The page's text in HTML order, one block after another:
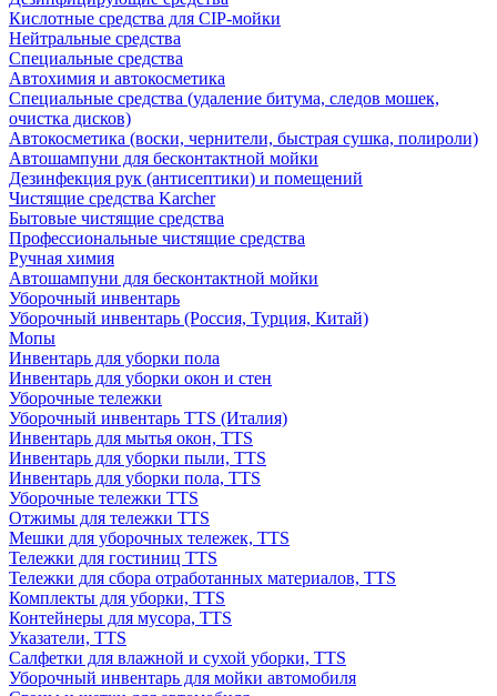
Кислотные средства для CIP-мойки
Нейтральные средства
Специальные средства
Автохимия и автокосметика
Специальные средства (удаление битума, следов мошек,
очистка дисков)
Автокосметика (воски, чернители, быстрая сушка, полироли)
Автошампуни для бесконтактной мойки
Дезинфекция рук (антисептики) и помещений
Чистящие средства Karcher
Бытовые чистящие средства
Профессиональные чистящие средства
Ручная химия
Автошампуни для бесконтактной мойки
Уборочный инвентарь
Уборочный инвентарь (Россия, Турция, Китай)
Мопы
Инвентарь для уборки пола
Инвентарь для уборки окон и стен
Уборочные тележки
Уборочный инвентарь TTS (Италия)
Инвентарь для мытья окон, TTS
Инвентарь для уборки пыли, TTS
Инвентарь для уборки пола, TTS
Уборочные тележки TTS
Отжимы для тележки TTS
Мешки для уборочных тележек, TTS
Тележки для гостиниц TTS
Тележки для сбора отработанных материалов, TTS
Комплекты для уборки, TTS
Контейнеры для мусора, TTS
Указатели, TTS
Салфетки для влажной и сухой уборки, TTS
Уборочный инвентарь для мойки автомобиля